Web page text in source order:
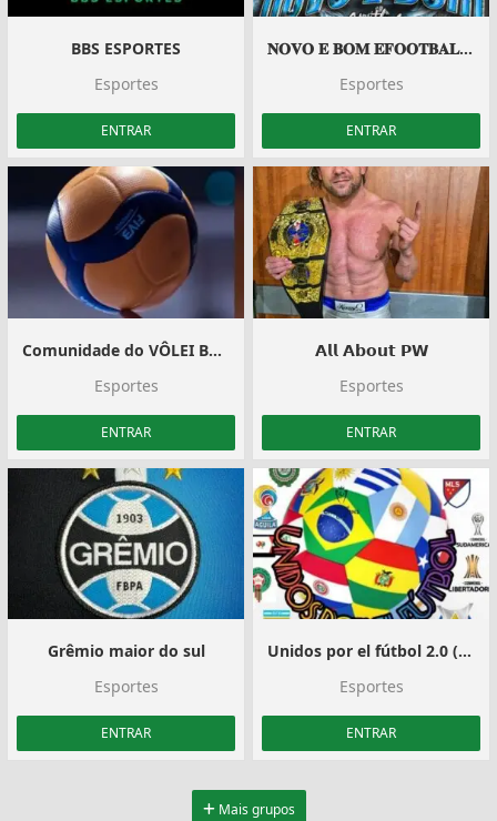
BBS ESPORTES
Esportes
ENTRAR
𝐍𝐎𝐕𝐎 𝐄 𝐁𝐎𝐌 𝐄𝐅𝐎𝐎𝐓𝐁𝐀𝐋𝐋 𝟐𝟎𝟐𝟓
Esportes
ENTRAR
Comunidade do VÔLEI BR‼️🇧🇷
Esportes
ENTRAR
𝗔𝗹𝗹 𝗔𝗯𝗼𝘂𝘁 𝗣𝗪
Esportes
ENTRAR
Grêmio maior do sul
Esportes
ENTRAR
Unidos por el fútbol 2.0 (Dale que Dale)
Esportes
ENTRAR
Mais grupos